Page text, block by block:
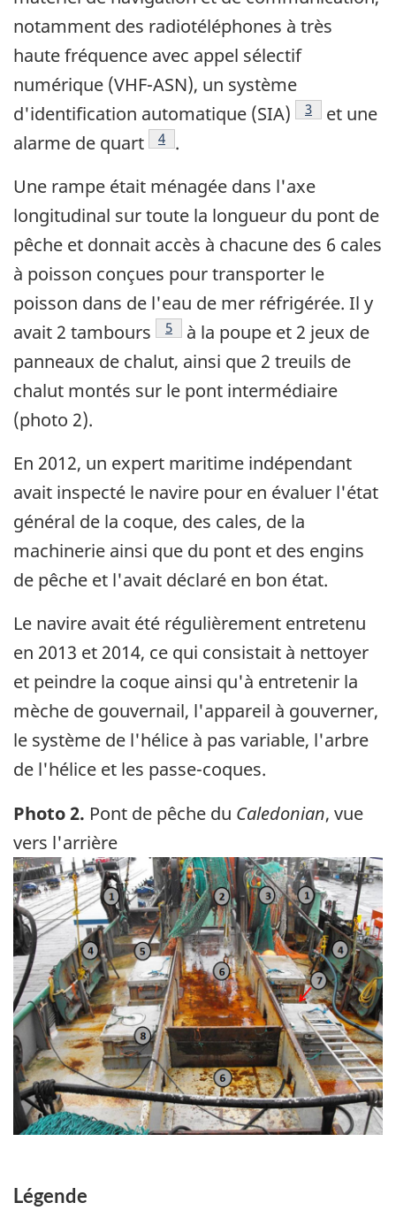
notamment des radiotéléphones à très
haute fréquence avec appel sélectif
numérique (VHF-ASN), un système
d'identification automatique (SIA)
Note de bas
3
et une
alarme de quart
Note de bas de page
4 .
Une rampe était ménagée dans l'axe
longitudinal sur toute la longueur du pont de
pêche et donnait accès à chacune des 6 cales
à poisson conçues pour transporter le
poisson dans de l'eau de mer réfrigérée. Il y
avait 2 tambours
Note de bas de page
5
à la poupe et 2 jeux de
panneaux de chalut, ainsi que 2 treuils de
chalut montés sur le pont intermédiaire
(photo 2).
En 2012, un expert maritime indépendant
avait inspecté le navire pour en évaluer l'état
général de la coque, des cales, de la
machinerie ainsi que du pont et des engins
de pêche et l'avait déclaré en bon état.
Le navire avait été régulièrement entretenu
en 2013 et 2014, ce qui consistait à nettoyer
et peindre la coque ainsi qu'à entretenir la
mèche de gouvernail, l'appareil à gouverner,
le système de l'hélice à pas variable, l'arbre
de l'hélice et les passe-coques.
Photo 2. Pont de pêche du Caledonian, vue
vers l'arrière
Image
Légende